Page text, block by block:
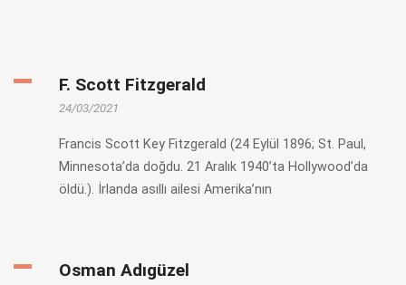
F. Scott Fitzgerald
24/03/2021
Francis Scott Key Fitzgerald (24 Eylül 1896; St. Paul,
Minnesota’da doğdu. 21 Aralık 1940’ta Hollywood’da
öldü.). İrlanda asıllı ailesi Amerika’nın
Osman Adıgüzel